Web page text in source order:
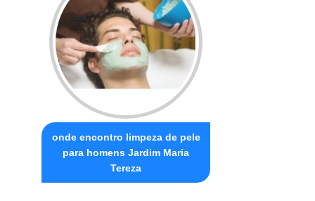
onde encontro limpeza de pele
para homens Jardim Maria
Tereza